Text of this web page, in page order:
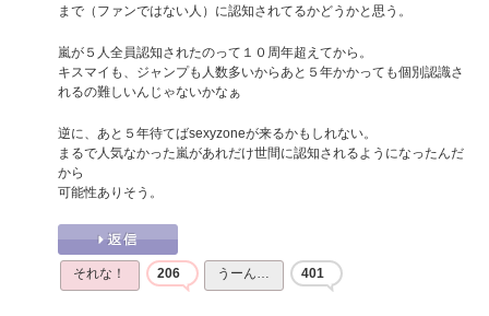
まで（ファンではない人）に認知されてるかどうかと思う。
嵐が５人全員認知されたのって１０周年超えてから。
キスマイも、ジャンプも人数多いからあと５年かかっても個別認識さ
れるの難しいんじゃないかなぁ
逆に、あと５年待てばsexyzoneが来るかもしれない。
まるで人気なかった嵐があれだけ世間に認知されるようになったんだ
から
可能性ありそう。
それな！ 206 うーん… 401